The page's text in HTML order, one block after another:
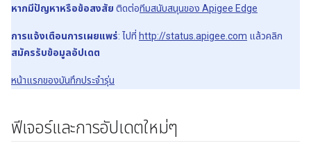
หากมีปัญหาหรือข้อสงสัย ติดต่อทีมสนับสนุนของ Apigee Edge
การแจ้งเตือนการเผยแพร่: ไปที่ http://status.apigee.com แล้วคลิก
สมัครรับข้อมูลอัปเดต
หน้าแรกของบันทึกประจำรุ่น
ฟีเจอร์และการอัปเดตใหม่ๆ